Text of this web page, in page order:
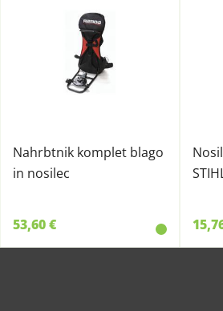
Nahrbtnik komplet blago
in nosilec
53,60 €